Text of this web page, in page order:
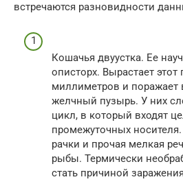
встречаются разновидности
Кошачья двуустка. Ее
описторх. Вырастает этот
миллиметров и поражает
желчный пузырь. У них
цикл, в который входят
промежуточных
рачки и прочая мелкая
рыбы. Термически
стать причиной